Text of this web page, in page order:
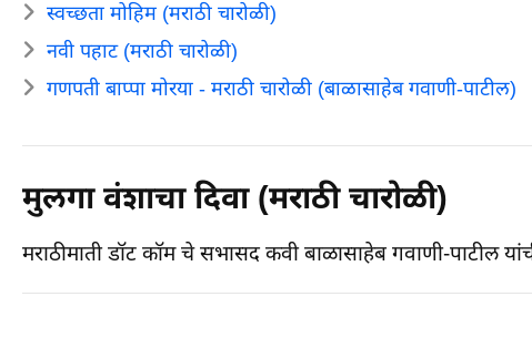
स्वच्छता मोहिम (मराठी चारोळी)
नवी पहाट (मराठी चारोळी)
गणपती बाप्पा मोरया - मराठी चारोळी (बाळासाहेब गवाणी-पाटील)
मुलगा वंशाचा दिवा (मराठी चारोळी)
मराठीमाती डॉट कॉम चे सभासद कवी बाळासाहेब गवाणी-पाटील